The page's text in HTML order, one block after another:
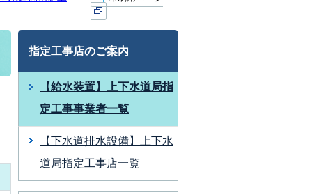
指定工事店のご案内
【給水装置】上下水道局指
定工事事業者一覧
【下水道排水設備】上下水
道局指定工事店一覧